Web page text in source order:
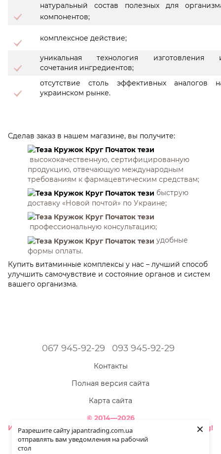
Разрешите сайту japantrading.com.ua
отправлять вам уведомления на рабочий
стол
×
натуральный состав полезных для
компонентов;
комплексное действие;
уникальная технология изготовления
сочетания ингредиентов;
отсутствие столь эффективных аналогов
украинском рынке.
Сделав заказ в нашем магазине, вы получите:
высококачественную, сертифицированную
продукцию, отвечающую международным
требованиям к фармацевтическим средствам;
быструю
доставку «Новой почтой» по Украине;
профессиональную консультацию;
удобные
формы оплаты.
Купить витаминные комплексы у нас – лучший способ
улучшить самочувствие и состояние органов и систем
вашего организма.
067 945-92-29 093 945-92-29
Контакты
Полная версия сайта
Карта сайта
© 2014—2026
Интернет-магазин товаров из Японии - Japan Trading!
Наша красота ярче - когда мы полностью здоровы!